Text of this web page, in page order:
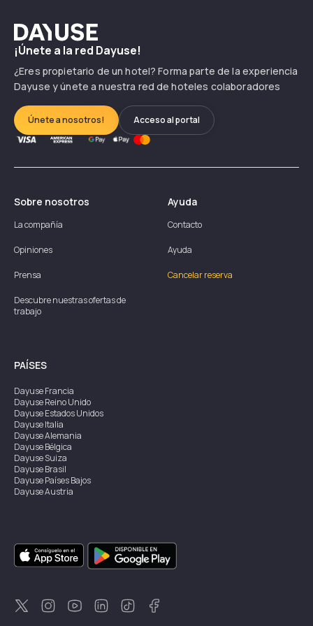
Dayuse
¡Únete a la red Dayuse!
¿Eres propietario de un hotel? Forma parte de la experiencia
Dayuse y únete a nuestra red de hoteles colaboradores
Únete a nosotros! Acceso al portal
Sobre nosotros
La compañía
Opiniones
Prensa
Descubre nuestras ofertas de
trabajo
Ayuda
Contacto
Ayuda
Cancelar reserva
PAÍSES
DayuseFrancia
DayuseReino Unido
DayuseEstados Unidos
DayuseItalia
DayuseAlemania
DayuseBélgica
DayuseSuiza
DayuseBrasil
DayusePaíses Bajos
DayuseAustria
DayuseSingapur
DayuseSuecia
DayuseTailandia
DayuseNueva Zelanda
DayuseTurquía